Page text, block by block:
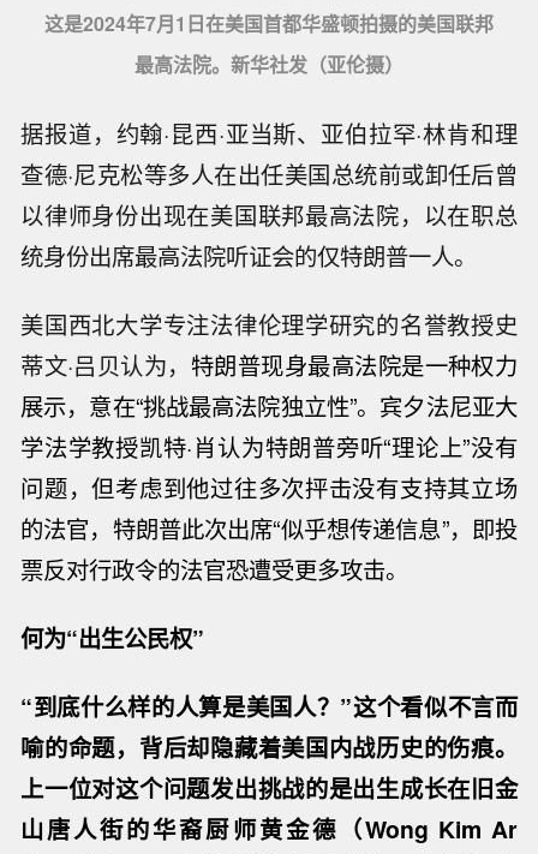
这是2024年7月1日在美国首都华盛顿拍摄的美国联邦
最高法院。新华社发（亚伦摄）
据报道，约翰·昆西·亚当斯、亚伯拉罕·林肯和理
查德·尼克松等多人在出任美国总统前或卸任后曾
以律师身份出现在美国联邦最高法院，以在职总
统身份出席最高法院听证会的仅特朗普一人。
美国西北大学专注法律伦理学研究的名誉教授史
展示，意在“挑战最高法院独立性”。宾夕法尼亚大
学法学教授凯特·肖认为特朗普旁听“理论上”没有
问题，但考虑到他过往多次抨击没有支持其立场
的法官，特朗普此次出席“似乎想传递信息”，即投